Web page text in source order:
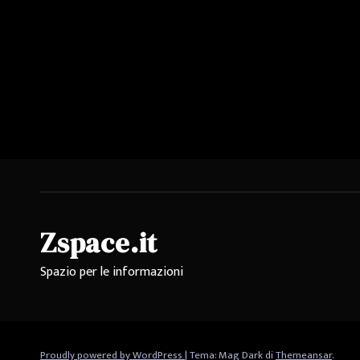
Zspace.it
Spazio per le informazioni
Proudly powered by WordPress|Tema: Mag Dark diThemeansar.